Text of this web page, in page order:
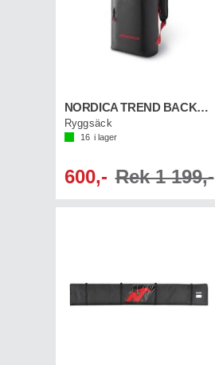
NORDICA TREND BACKBAG Svart/Röd
Ryggsäck
16 i lager
600,- Rek 1 199,-